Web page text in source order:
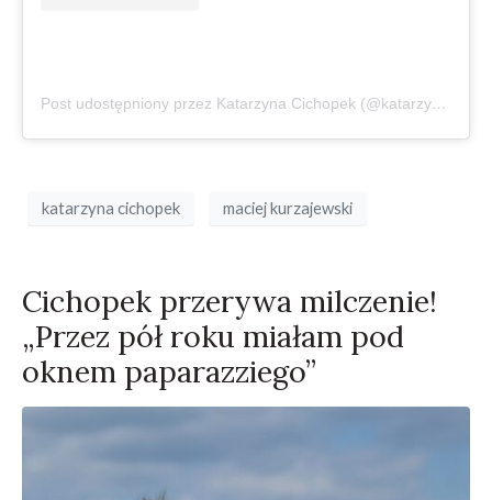
Post udostępniony przez Katarzyna Cichopek (@katarzynacichopek)
katarzyna cichopek maciej kurzajewski
Cichopek przerywa milczenie!
„Przez pół roku miałam pod
oknem paparazziego”